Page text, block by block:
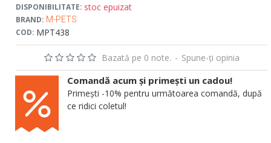
DISPONIBILITATE: stoc epuizat
BRAND: M-PETS
COD: MPT438
Bazată pe 0 note. - Spune-ţi opinia
Comandă acum și primești un cadou!
Primești -10% pentru următoarea comandă, după
ce ridici coletul!